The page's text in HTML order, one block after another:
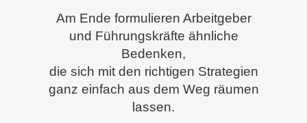
Am Ende formulieren Arbeitgeber
und Führungskräfte ähnliche
Bedenken,
die sich mit den richtigen Strategien
ganz einfach aus dem Weg räumen
lassen.